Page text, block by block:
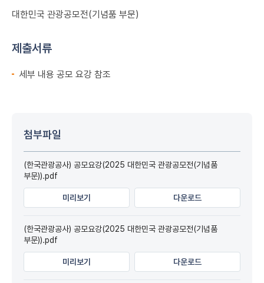
대한민국 관광공모전(기념품 부문)
제출서류
세부 내용 공모 요강 참조
첨부파일
(한국관광공사) 공모요강(2025 대한민국 관광공모전(기념품
부문)).pdf
미리보기 다운로드
(한국관광공사) 공모요강(2025 대한민국 관광공모전(기념품
부문)).pdf
미리보기 다운로드